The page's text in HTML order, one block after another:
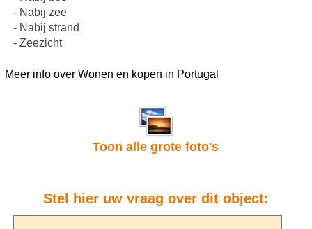
- Nabij zee
- Nabij strand
- Zeezicht
Meer info over Wonen en kopen in Portugal
Toon alle grote foto's
Stel hier uw vraag over dit object: